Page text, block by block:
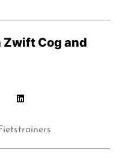
Zwift Cog and
Fietstrainers